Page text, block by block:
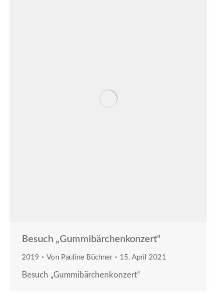
Besuch „Gummibärchenkonzert“
2019 Von Pauline Büchner 15. April 2021
Besuch „Gummibärchenkonzert“